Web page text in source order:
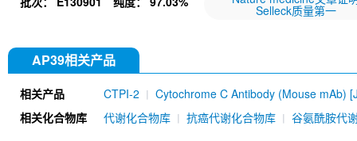
Selleck质量第一
AP39相关产品
相关产品 CTPI-2
Cytochrome C Antibody (Mouse mAb)
相关化合物库
代谢化合物库 抗癌代谢化合物库 谷氨酰胺代